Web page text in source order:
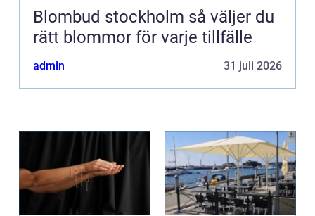
Blombud stockholm så väljer du
rätt blommor för varje tillfälle
admin 31 juli 2026